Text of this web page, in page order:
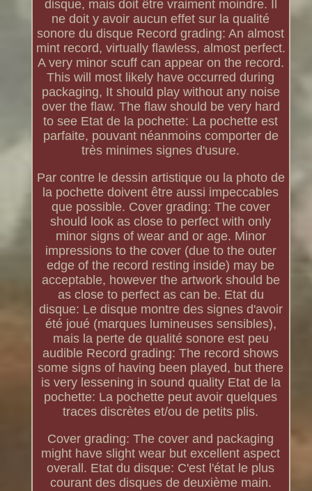
disque, mais doit être vraiment moindre. Il
ne doit y avoir aucun effet sur la qualité
sonore du disque Record grading: An almost
mint record, virtually flawless, almost perfect.
A very minor scuff can appear on the record.
This will most likely have occurred during
packaging, It should play without any noise
over the flaw. The flaw should be very hard
to see Etat de la pochette: La pochette est
parfaite, pouvant néanmoins comporter de
très minimes signes d'usure.
Par contre le dessin artistique ou la photo de
la pochette doivent être aussi impeccables
que possible. Cover grading: The cover
should look as close to perfect with only
minor signs of wear and or age. Minor
impressions to the cover (due to the outer
edge of the record resting inside) may be
acceptable, however the artwork should be
as close to perfect as can be. Etat du
disque: Le disque montre des signes d'avoir
été joué (marques lumineuses sensibles),
mais la perte de qualité sonore est peu
audible Record grading: The record shows
some signs of having been played, but there
is very lessening in sound quality Etat de la
pochette: La pochette peut avoir quelques
traces discrètes et/ou de petits plis.
Cover grading: The cover and packaging
might have slight wear but excellent aspect
overall. Etat du disque: C'est l'état le plus
courant des disques de deuxième main.